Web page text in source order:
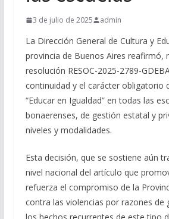
3 de julio de 2025 admin
La Dirección General de Cultura y
provincia de Buenos Aires reafirmó,
resolución RESOC-2025-2789-
continuidad y el carácter obligatorio
“Educar en Igualdad” en todas las
bonaerenses, de gestión estatal y
niveles y modalidades.
Esta decisión, que se sostiene aún
nivel nacional del artículo que
refuerza el compromiso de la
contra las violencias por razones de